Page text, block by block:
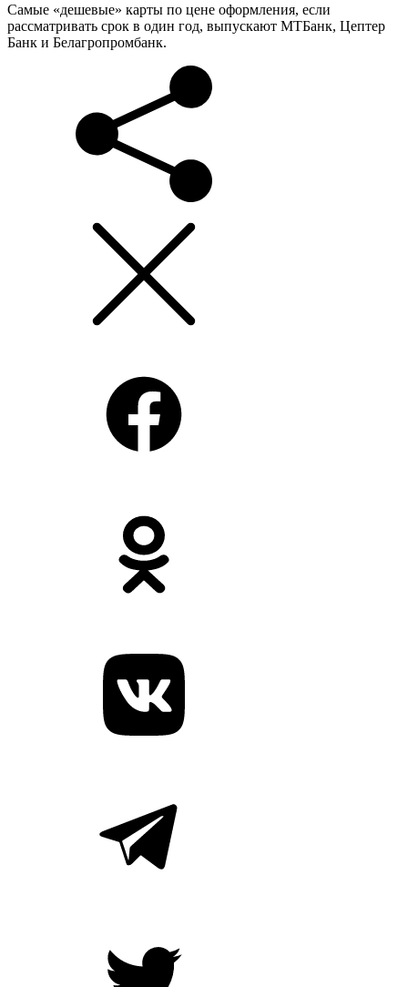
Самые «дешевые» карты по цене оформления, если
рассматривать срок в один год, выпускают МТБанк, Цептер
Банк и Белагропромбанк.